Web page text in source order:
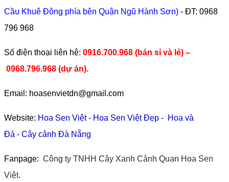
Cầu Khuê Đông phía bên Quận Ngũ Hành Sơn) - ĐT: 0968
796 968
​Số điện thoại liên hệ: 0916.700.968 (bán sỉ và lẻ) –
0968.796.968 (dự án).
Email: hoasenvietdn@gmail.com
Website: Hoa Sen Việt- Hoa Sen Việt Đẹp - Hoa và
Đá - Cây cảnh Đà Nẵng
Fanpage: Công ty TNHH Cây Xanh Cảnh Quan Hoa Sen
Việt.